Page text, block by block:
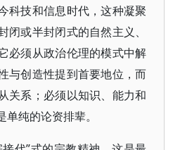
科技和信息时代，这种凝聚
闭或半封闭式的自然主义、
必须从政治伦理的模式中解
与创造性提到首要地位，而
关系；必须以知识、能力和
纯的论资排辈。